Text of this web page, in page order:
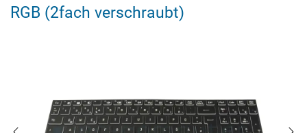
RGB (2fach verschraubt)